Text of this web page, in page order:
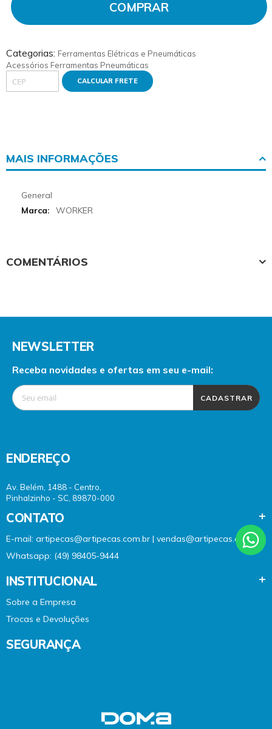
COMPRAR
Categorias: Ferramentas Elétricas e Pneumáticas
Acessórios Ferramentas Pneumáticas
CALCULAR FRETE
MAIS INFORMAÇÕES
More
Informations
General
WORKER
COMENTÁRIOS
NEWSLETTER
Receba novidades e ofertas em seu e-mail:
CADASTRAR
ENDEREÇO
Av. Belém, 1488 - Centro,
Pinhalzinho - SC, 89870-000
CONTATO
E-mail: artipecas@artipecas.com.br | vendas@artipecas.com.br
Whatsapp: (49) 98405-9444
INSTITUCIONAL
Sobre a Empresa
Trocas e Devoluções
SEGURANÇA